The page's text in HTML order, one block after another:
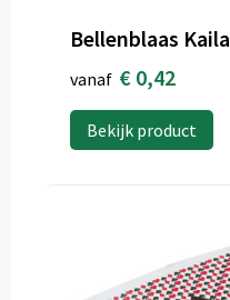
Bellenblaas Kaila
vanaf € 0,42
Bekijk product